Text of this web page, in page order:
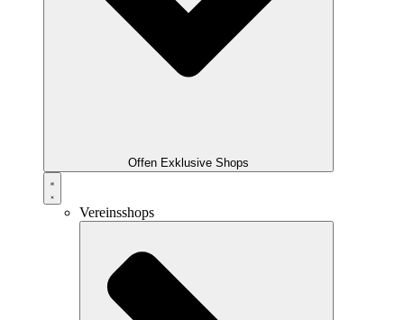
Offen Exklusive Shops
Vereinsshops